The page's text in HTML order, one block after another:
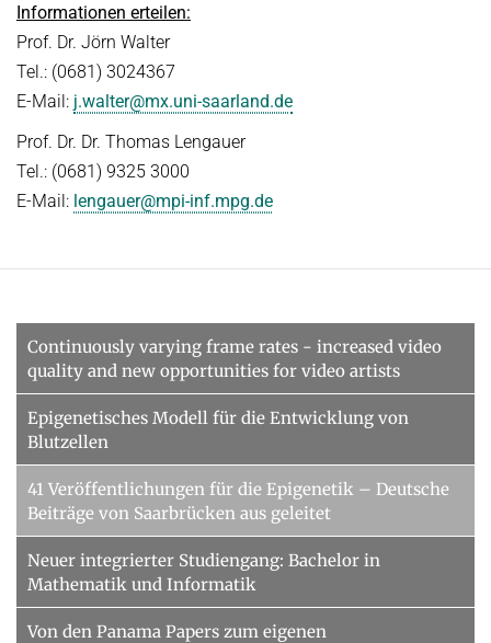
Informationen erteilen:
Prof. Dr. Jörn Walter
Tel.: (0681) 3024367
E-Mail: j.walter@mx.uni-saarland.de
Prof. Dr. Dr. Thomas Lengauer
Tel.: (0681) 9325 3000
E-Mail: lengauer@mpi-inf.mpg.de
Continuously varying frame rates - increased video
quality and new opportunities for video artists
Epigenetisches Modell für die Entwicklung von
Blutzellen
41 Veröffentlichungen für die Epigenetik – Deutsche
Beiträge von Saarbrücken aus geleitet
Neuer integrierter Studiengang: Bachelor in
Mathematik und Informatik
Von den Panama Papers zum eigenen